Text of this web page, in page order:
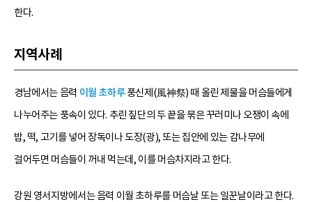
한다.
지역사례
경남에서는 음력 이월 초하루풍신제(風神祭) 때 올린 제물을 머슴들에게
나누어주는 풍속이 있다. 추린 짚단의 두 끝을 묶은 꾸러미나 오쟁이 속에
밥, 떡, 고기를 넣어 장독이나 도장(광), 또는 집안에 있는 감나무에
걸어두면 머슴들이 꺼내 먹는데, 이를 머슴차지라고 한다.
강원 영서지방에서는 음력 이월 초하루를 머슴날 또는 일꾼날이라고 한다.